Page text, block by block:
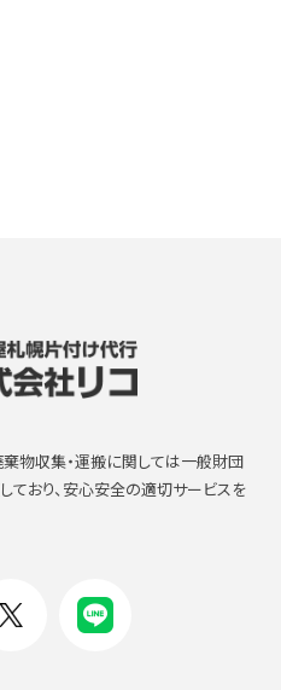
物収集・運搬に関しては一般財団
おり、安心安全の適切サービスを